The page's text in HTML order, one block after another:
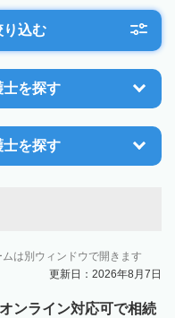
り込む
士を探す
士を探す
は別ウィンドウで開きます
更新日：2026年8月7日
ンライン対応可で相続